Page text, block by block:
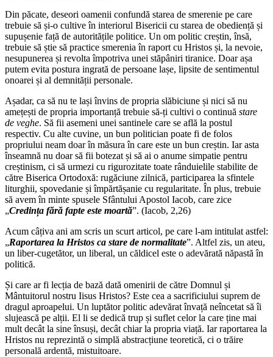
Din păcate, deseori oamenii confundă starea de smerenie pe care
trebuie să și-o cultive în interiorul Bisericii cu starea de obediență și
supușenie față de autoritățile politice. Un om politic creștin, însă,
trebuie să știe să practice smerenia în raport cu Hristos și, la nevoie,
nesupunerea și revolta împotriva unei stăpâniri tiranice. Doar așa
putem evita postura ingrată de persoane lașe, lipsite de sentimentul
onoarei și al demnității personale.
Așadar, ca să nu te lași învins de propria slăbiciune și nici să nu
amețești de propria importanță trebuie să-ți cultivi o continuă stare
de veghe. Să fii asemeni unei santinele care se află la postul
respectiv. Cu alte cuvine, un bun politician poate fi de folos
propriului neam doar în măsura în care este un bun creștin. Iar asta
înseamnă nu doar să fii botezat și să ai o anume simpatie pentru
creștinism, ci să urmezi cu rigurozitate toate rânduielile stabilite de
către Biserica Ortodoxă: rugăciune zilnică, participarea la sfintele
liturghii, spovedanie și împărtășanie cu regularitate. În plus, trebuie
să avem în minte spusele Sfântului Apostol Iacob, care zice
„Credința fără fapte este moartă”. (Iacob, 2,26)
Acum câțiva ani am scris un scurt articol, pe care l-am intitulat astfel:
„Raportarea la Hristos ca stare de normalitate”. Altfel zis, un ateu,
un liber-cugetător, un liberal, un căldicel este o adevărată năpastă în
politică.
Și care ar fi lecția de bază dată omenirii de către Domnul și
Mântuitorul nostru Iisus Hristos? Este cea a sacrificiului suprem de
dragul aproapelui. Un luptător politic adevărat învață neîncetat să îi
slujească pe alții. El li se dedică trup și suflet celor la care ține mai
mult decât la sine însuși, decât chiar la propria viață. Iar raportarea la
Hristos nu reprezintă o simplă abstracțiune teoretică, ci o trăire
personală ardentă, mistuitoare.